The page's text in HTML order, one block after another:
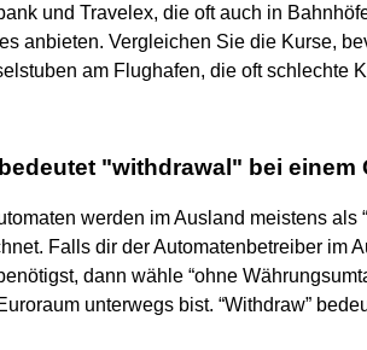
und Travelex, die oft auch in
anbieten. Vergleichen Sie die Kurse,
am Flughafen, die oft schlechte
"withdrawal" bei einem
werden im Ausland meistens als
Falls dir der Automatenbetreiber im
dann wähle “ohne
unterwegs bist. “Withdraw”